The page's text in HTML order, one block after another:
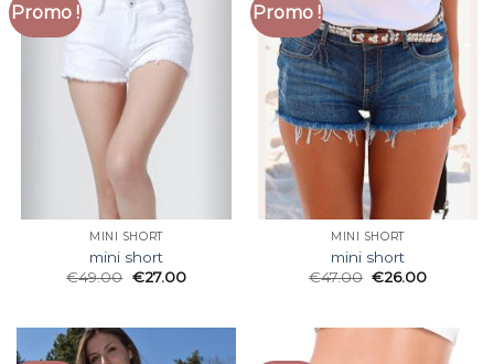
Promo !
MINI SHORT
mini short
€49.00 €27.00
Promo !
MINI SHORT
mini short
€47.00 €26.00